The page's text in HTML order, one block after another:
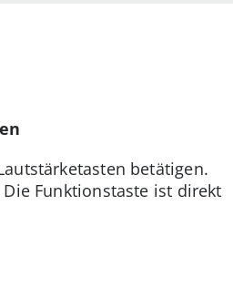
betätigen.
Funktionstaste ist direkt